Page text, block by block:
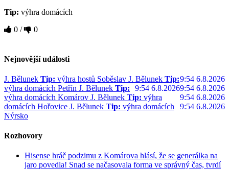
Tip: výhra domácích
0 / 0
Nejnovější události
J. Bělunek 9:54 6.8.2026
Tip: výhra hostů Soběslav J. Bělunek
9:54 6.8.2026
Tip:
výhra domácích Petřín J. Bělunek 9:54 6.8.2026
Tip:
výhra domácích Komárov J. Bělunek 9:54 6.8.2026
Tip: výhra
domácích Hořovice J. Bělunek 9:54 6.8.2026
Tip: výhra domácích
Nýrsko
Rozhovory
Hisense hráč podzimu z Komárova hlásí, že se generálka na
jaro povedla! Snad se načasovala forma ve správný čas, tvrdí